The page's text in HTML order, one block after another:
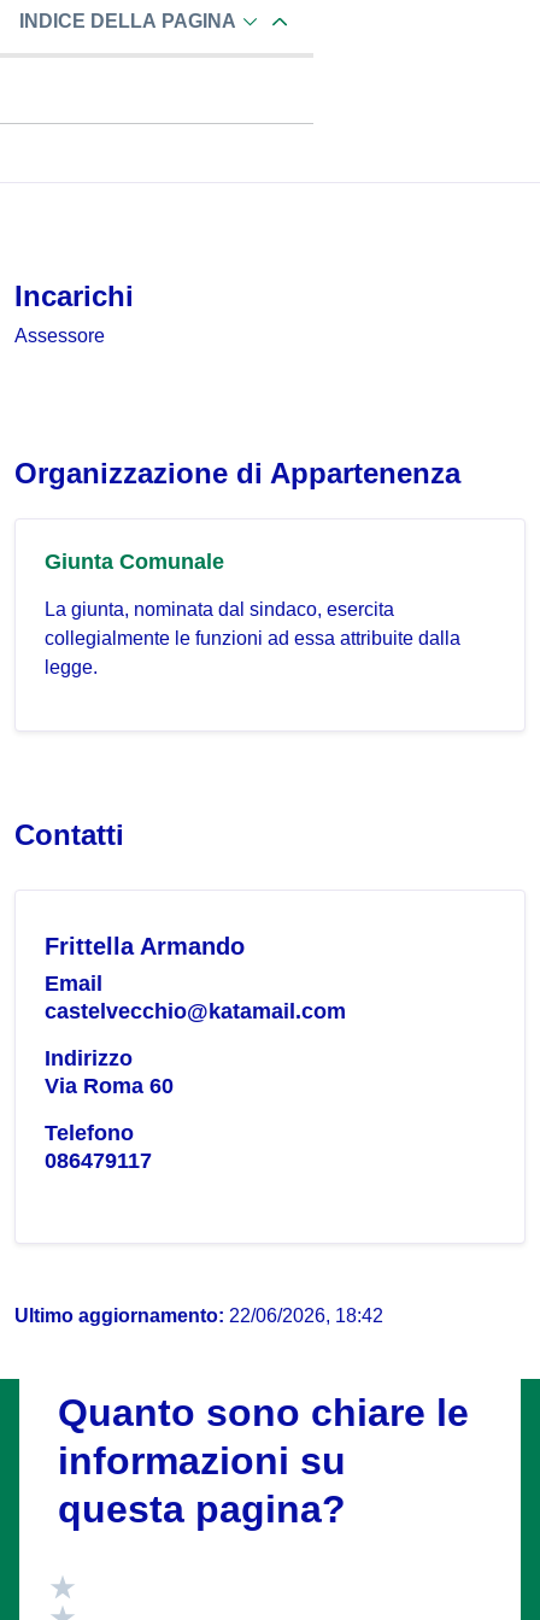
INDICE DELLA PAGINA
Incarichi
Assessore
Organizzazione di Appartenenza
Giunta Comunale
La giunta, nominata dal sindaco, esercita
collegialmente le funzioni ad essa attribuite dalla
legge.
Contatti
Frittella Armando
Email
castelvecchio@katamail.com
Indirizzo
Via Roma 60
Telefono
086479117
Ultimo aggiornamento: 22/06/2026, 18:42
Quanto sono chiare le
informazioni su
questa pagina?
Valuta 5 stelle su 5